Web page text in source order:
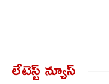
లేటెస్ట్ న్యూస్‌